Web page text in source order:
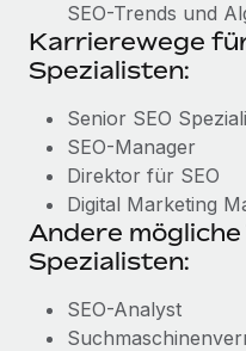
SEO-Trends und
Karrierewege
Spezialisten:
Senior SEO
SEO-Manager
Direktor für SEO
Digital Marketing
Andere
Spezialisten:
SEO-Analyst